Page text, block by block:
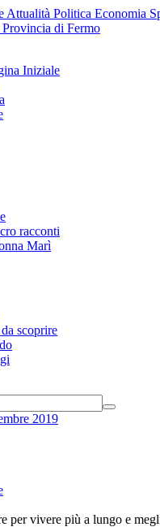
Iniziale
racconti
Marì
scoprire
per vivere più a lungo e